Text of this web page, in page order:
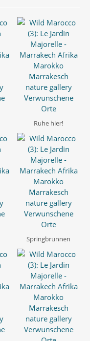
Ruhe hier!
Springbrunnen